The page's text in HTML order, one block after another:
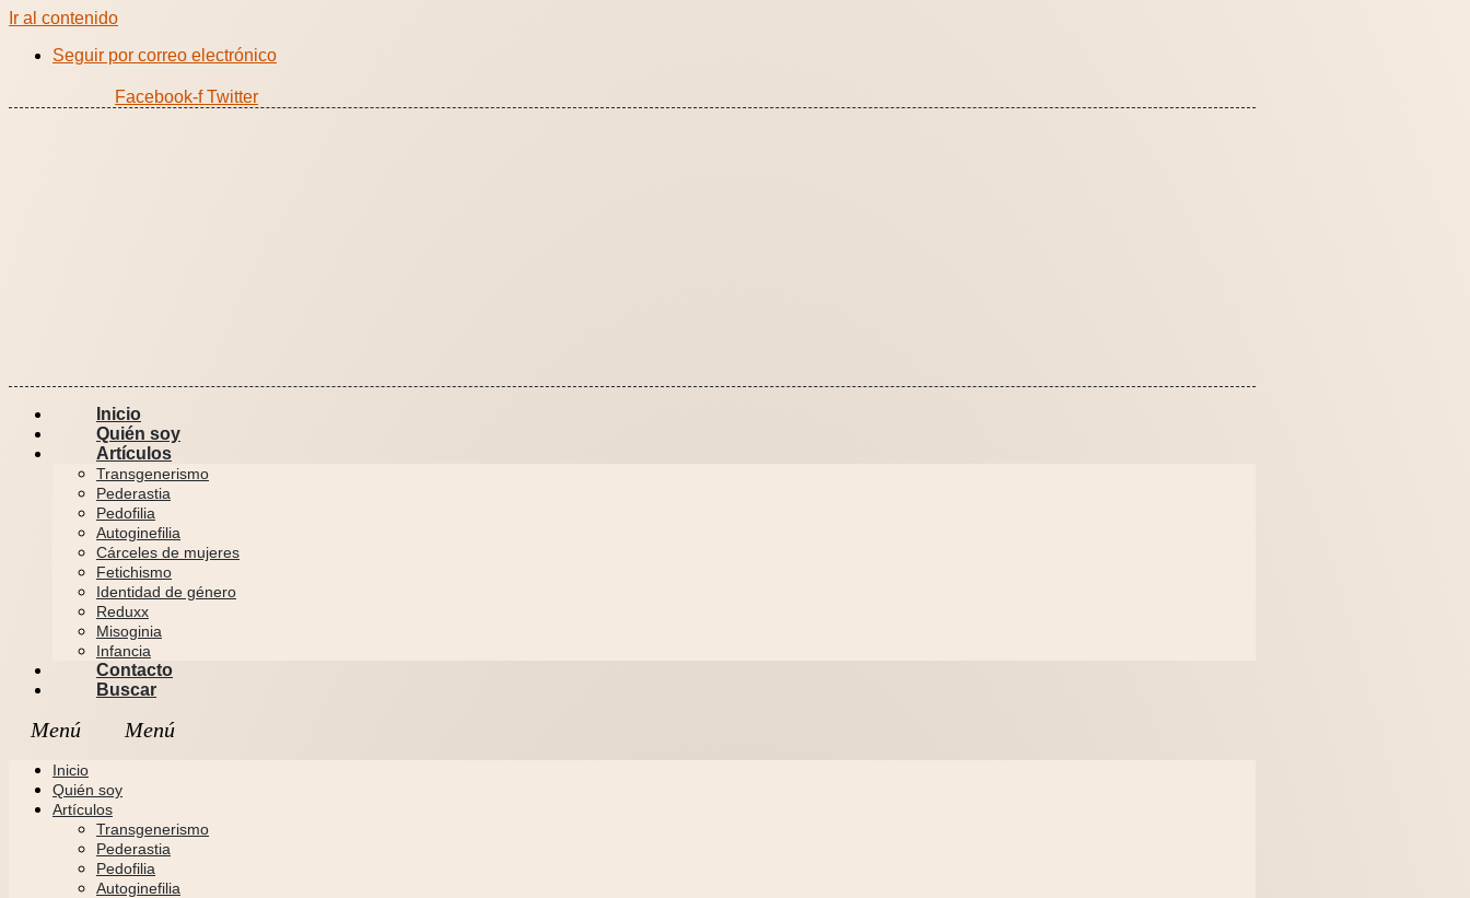
Ir al contenido
Seguir por correo electrónico
Facebook-f Twitter
Inicio
Quién soy
Artículos
Transgenerismo
Pederastia
Pedofilia
Autoginefilia
Cárceles de mujeres
Fetichismo
Identidad de género
Reduxx
Misoginia
Infancia
Contacto
Buscar
Inicio
Quién soy
Artículos
Transgenerismo
Pederastia
Pedofilia
Autoginefilia